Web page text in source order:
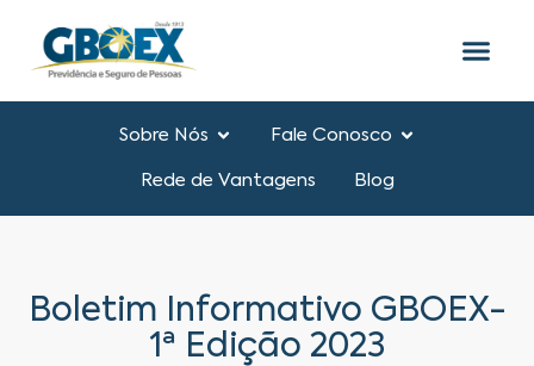
Sobre Nós Fale Conosco
Rede de Vantagens Blog
Boletim Informativo GBOEX-
1ª Edição 2023